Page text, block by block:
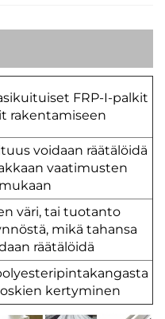
FRP-I-palkit
rakentamiseen
voidaan räätälöidä
vaatimusten
mukaan
väri, tai tuotanto
mikä tahansa
räätälöidä
kertyminen